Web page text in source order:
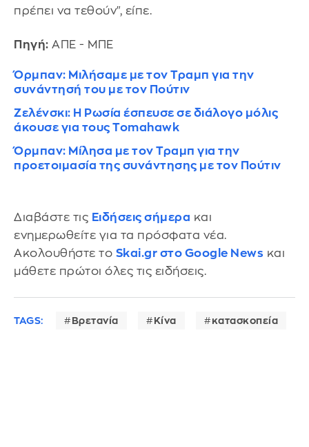
πρέπει να τεθούν", είπε.
Πηγή: ΑΠΕ - ΜΠΕ
Όρμπαν: Μιλήσαμε με τον Τραμπ για την
συνάντησή του με τον Πούτιν
Ζελένσκι: Η Ρωσία έσπευσε σε διάλογο μόλις
άκουσε για τους Tomahawk
Όρμπαν: Μίλησα με τον Τραμπ για την
προετοιμασία της συνάντησης με τον Πούτιν
Διαβάστε τις Ειδήσεις σήμερα και
ενημερωθείτε για τα πρόσφατα νέα.
Ακολουθήστε το Skai.gr στο Google News και
μάθετε πρώτοι όλες τις ειδήσεις.
TAGS: Βρετανία Κίνα κατασκοπεία